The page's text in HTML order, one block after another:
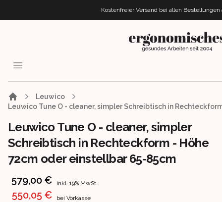
Kostenfreier Versand bei allen Bestellungen
ergonomisches.de
Open menu
Leuwico
Leuwico Tune O - cleaner, simpler Schreibtisch in
Leuwico Tune O - cleaner, simpler
Schreibtisch in Rechteckform - Höhe
72cm oder einstellbar 65-85cm
Product information
579,00 € inkl. 19% MwSt.
550,05 € bei Vorkasse